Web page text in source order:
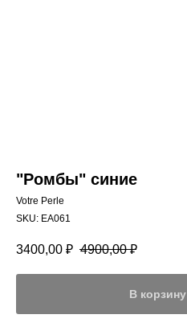
"Ромбы" синие
Votre Perle
SKU: EA061
3400,00 ₽ 4900,00 ₽
В корзину